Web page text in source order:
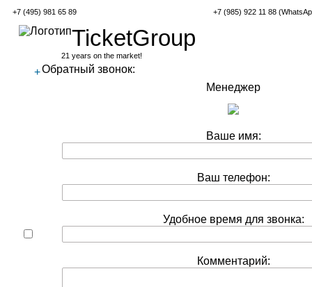
+7 (495) 981 65 89 +7 (985) 922 11 88
TicketGroup
21 years on the market!
+Обратный звонок:
Менеджер
Ваше имя:
Ваш телефон:
Удобное время для звонка:
Комментарий: